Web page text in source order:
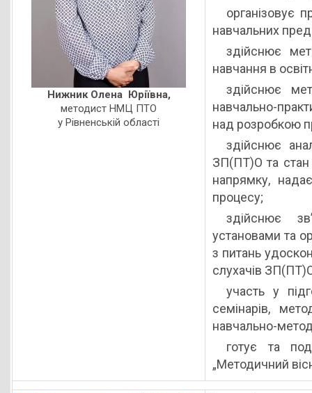
Нижник Олена Юріївна,
методист НМЦ ПТО
у Рівненській області
організовує
навчальних
здійснює
навчання в
здійснює
навчально-
над розробкою
здійснює
ЗП(ПТ)О та стан
напрямку,
процесу;
здійснює
установами та
з питань
слухачів
участь у
семінарів,
навчально-
готує та
„Методичний